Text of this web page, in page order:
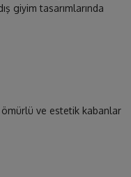
giyim tasarımlarında
ömürlü ve estetik kabanlar